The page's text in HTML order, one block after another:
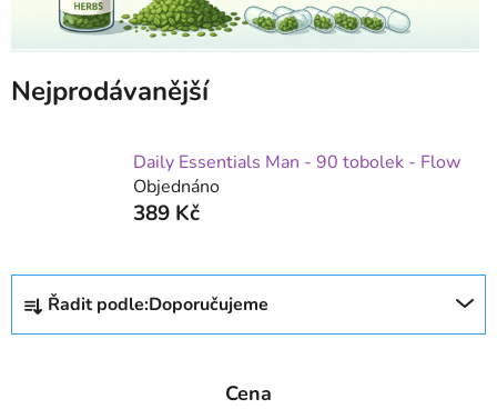
Nejprodávanější
Daily Essentials Man - 90 tobolek - Flow
Objednáno
389 Kč
Ř
z
Řadit podle:Doporučujeme
Cena